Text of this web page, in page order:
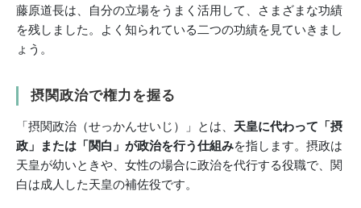
藤原道長は、自分の立場をうまく活用して、さまざまな功績
を残しました。よく知られている二つの功績を見ていきまし
ょう。
摂関政治で権力を握る
「摂関政治（せっかんせいじ）」とは、 天皇に代わって「摂
政」または「関白」が政治を行う仕組みを指します。摂政は
天皇が幼いときや、女性の場合に政治を代行する役職で、関
白は成人した天皇の補佐役です。